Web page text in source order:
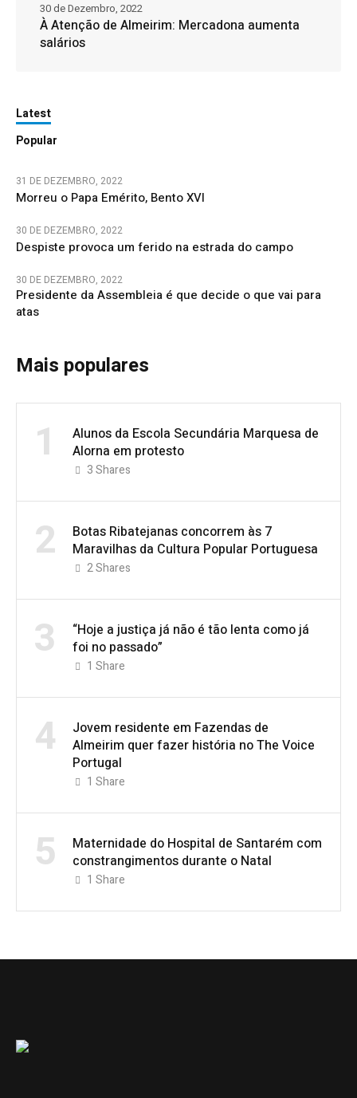
À Atenção de Almeirim: Mercadona aumenta
salários
30 de Dezembro, 2022
Latest
Popular
31 DE DEZEMBRO, 2022
Morreu o Papa Emérito, Bento XVI
30 DE DEZEMBRO, 2022
Despiste provoca um ferido na estrada do campo
30 DE DEZEMBRO, 2022
Presidente da Assembleia é que decide o que vai para
atas
Mais populares
1
Alunos da Escola Secundária Marquesa de
Alorna em protesto
3Shares
2
Botas Ribatejanas concorrem às 7
Maravilhas da Cultura Popular Portuguesa
2Shares
3
“Hoje a justiça já não é tão lenta como já
foi no passado”
1 Share
4
Jovem residente em Fazendas de
Almeirim quer fazer história no The Voice
Portugal
1 Share
5
Maternidade do Hospital de Santarém com
constrangimentos durante o Natal
1 Share